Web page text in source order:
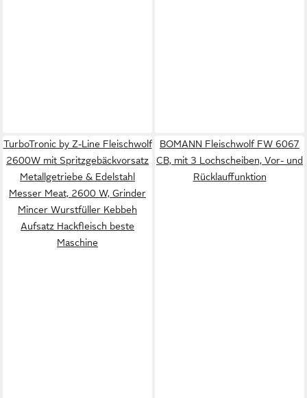
TurboTronic by Z-Line Fleischwolf
2600W mit Spritzgebäckvorsatz
Metallgetriebe & Edelstahl
Messer Meat, 2600 W, Grinder
Mincer Wurstfüller Kebbeh
Aufsatz Hackfleisch beste
Maschine
BOMANN Fleischwolf FW 6067
CB, mit 3 Lochscheiben, Vor- und
Rücklauffunktion